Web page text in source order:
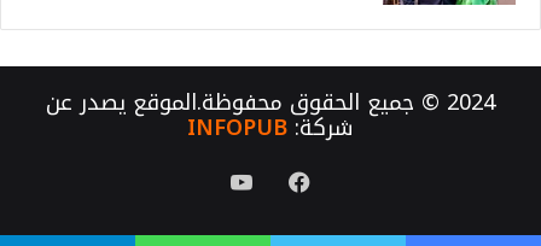
2024 © جميع الحقوق محفوظة.الموقع يصدر عن
شركة:INFOPUB
فيسبوكيوتيوب